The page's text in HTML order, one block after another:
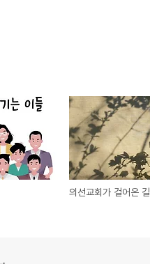
의선교회가 걸어온 길